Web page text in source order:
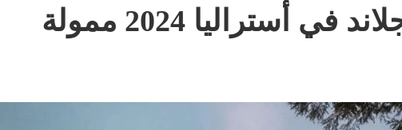
منح جامعة نيو إنجلاند في أستراليا 2024 ممولة